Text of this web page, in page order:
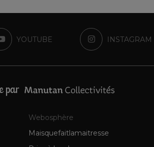
YOUTUBE INSTAGRAM
par
Webosphère
Maisquefaitlamaitresse